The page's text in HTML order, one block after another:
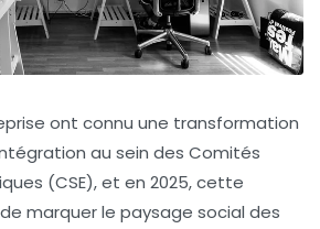
ont connu une transformation
au sein des Comités
(CSE), et en 2025, cette
marquer le paysage social des